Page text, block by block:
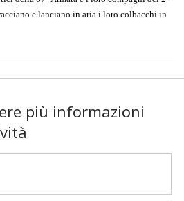
e lanciano in aria i loro colbacchi in
più informazioni